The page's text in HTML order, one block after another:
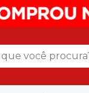
você procura?